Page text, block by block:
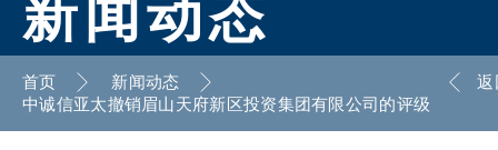
新闻动态
首页
新闻动态
中诚信亚太撤销眉山天府新区投资集团有限公司的评级